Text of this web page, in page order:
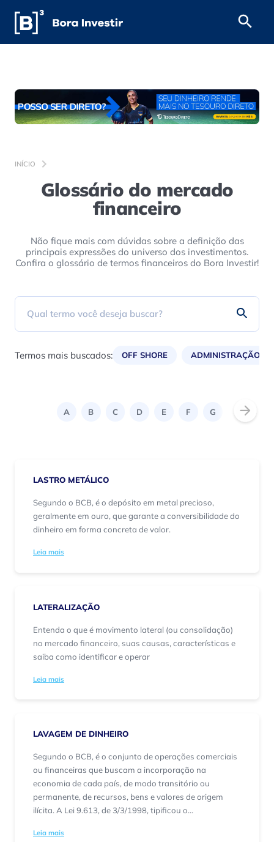
INÍCIO
Glossário do mercado
financeiro
Não fique mais com dúvidas sobre a definição das
principais expressões do universo dos investimentos.
Confira o glossário de termos financeiros do Bora Investir!
Termos mais buscados: OFF SHORE ADMINISTRAÇÃO
A B C D E F G H
LASTRO METÁLICO
Segundo o BCB, é o depósito em metal precioso,
geralmente em ouro, que garante a conversibilidade do
dinheiro em forma concreta de valor.
Leia mais
LATERALIZAÇÃO
Entenda o que é movimento lateral (ou consolidação)
no mercado financeiro, suas causas, características e
saiba como identificar e operar
Leia mais
LAVAGEM DE DINHEIRO
Segundo o BCB, é o conjunto de operações comerciais
ou financeiras que buscam a incorporação na
economia de cada país, de modo transitório ou
permanente, de recursos, bens e valores de origem
ilícita. A Lei 9.613, de 3/3/1998, tipificou o...
Leia mais